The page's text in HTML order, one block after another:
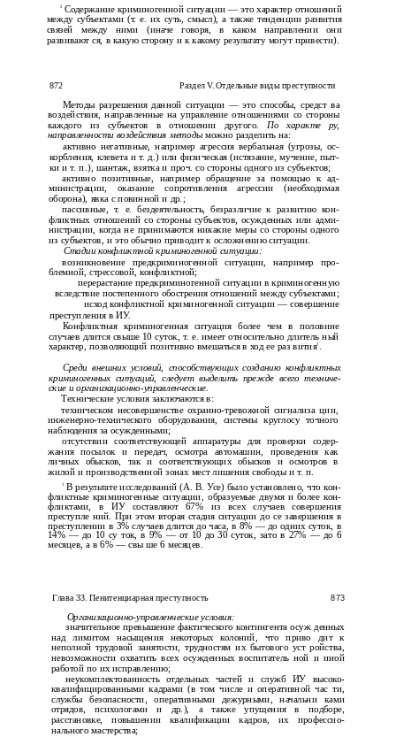
2 Содержание криминогенной ситуации — это характер отношений
между субъектами (т. е. их суть, смысл), а также тенденции развития
связей между ними (иначе говоря, в каком направлении они
развивают­ ся, в какую сторону и к какому результату могут привести).
872
Раздел V. Отдельные виды преступности
Методы разрешения данной ситуации — это способы, средст­ ва
воздействия, направленные на управление отношениями со стороны
каждого из субъектов в отношении другого.По характе­ ру,
направленности воздействия методы можно разделить на:
активно негативные, например агрессия вербальная (угрозы, ос­
корбления, клевета и т. д.) или физическая (истязание, мучение, пыт­
ки и т. п.), шантаж, взятка и проч. со стороны одного из субъектов;
активно позитивные, например обращение за помощью к ад­
министрации, оказание сопротивления агрессии (необходимая
оборона), явка с повинной и др.;
пассивные, т. е. бездеятельность, безразличие к развитию кон­
фликтных отношений со стороны субъектов, осужденных или адми­
нистрации, когда не принимаются никакие меры со стороны одного
из субъектов, и это обычно приводит к осложнению ситуации.
Стадии конфликтной криминогенной ситуации:
возникновение предкриминогенной ситуации, например про­
блемной, стрессовой, конфликтной;
перерастание предкриминогенной ситуации в криминогенную
вследствие постепенного обострения отношений между субъектами;
исход конфликтной криминогенной ситуации — совершение
преступления в ИУ.
Конфликтная криминогенная ситуация более чем в половине
случаев длится свыше 10 суток, т. е. имеет относительно длитель­ ный
характер, позволяющий позитивно вмешаться в ход ее раз­ вития1 .
Среди внешних условий, способствующих созданию конфликтных
криминогенных ситуаций, следует выделить прежде всего техниче­
ские и организационно-управленческие.
Технические условия заключаются в:
техническом несовершенстве охранно-тревожной сигнализа­ ции,
инженерно-технического оборудования, системы круглосу­ точного
наблюдения за осужденными;
отсутствии соответствующей аппаратуры для проверки содер­
жания посылок и передач, осмотра автомашин, проведения как
личных обысков, так и соответствующих обысков и осмотров в
жилой и производственной зонах мест лишения свободы и т. п.
1 В результате исследований (А. В. Усе) было установлено, что кон­
фликтные криминогенные ситуации, образуемые двумя и более кон­
фликтами, в ИУ составляют 67% из всех случаев совершения
преступле­ ний. При этом вторая стадия ситуации до се завершения в
преступлении в 3% случаев длится до часа, в 8% — до одних суток, в
14% — до 10 су­ ток, в 9% — от 10 до 30 суток, зато в 27% — до 6
месяцев, а в 6% — свы­ ше 6 месяцев.
Глава 33. Пенитенциарная преступность 873
Организационно-управленческие условия:
значительное превышение фактического контингента осуж­ денных
над лимитом насыщения некоторых колоний, что приво­ дит к
неполной трудовой занятости, трудностям их бытового уст­ ройства,
невозможности охватить всех осужденных воспитатель­ ной и иной
работой по их исправлению;
неукомплектованность отдельных частей и служб ИУ высоко­
квалифицированными кадрами (в том числе и оперативной час­ ти,
службы безопасности, оперативными дежурными, начальни­ ками
отрядов, психологами и др.), а также упущения в подборе,
расстановке, повышении квалификации кадров, их профессио­
нального мастерства;